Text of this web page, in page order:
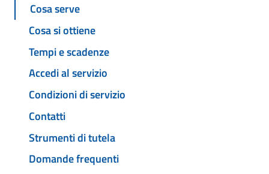
Cosa serve
Cosa si ottiene
Tempi e scadenze
Accedi al servizio
Condizioni di servizio
Contatti
Strumenti di tutela
Domande frequenti